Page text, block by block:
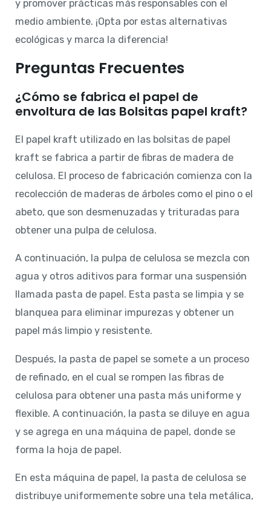
y promover prácticas más responsables con el
medio ambiente. ¡Opta por estas alternativas
ecológicas y marca la diferencia!
Preguntas Frecuentes
¿Cómo se fabrica el papel de
envoltura de las Bolsitas papel kraft?
El papel kraft utilizado en las bolsitas de papel
kraft se fabrica a partir de fibras de madera de
celulosa. El proceso de fabricación comienza con la
recolección de maderas de árboles como el pino o el
abeto, que son desmenuzadas y trituradas para
obtener una pulpa de celulosa.
A continuación, la pulpa de celulosa se mezcla con
agua y otros aditivos para formar una suspensión
llamada pasta de papel. Esta pasta se limpia y se
blanquea para eliminar impurezas y obtener un
papel más limpio y resistente.
Después, la pasta de papel se somete a un proceso
de refinado, en el cual se rompen las fibras de
celulosa para obtener una pasta más uniforme y
flexible. A continuación, la pasta se diluye en agua
y se agrega en una máquina de papel, donde se
forma la hoja de papel.
En esta máquina de papel, la pasta de celulosa se
distribuye uniformemente sobre una tela metálica,